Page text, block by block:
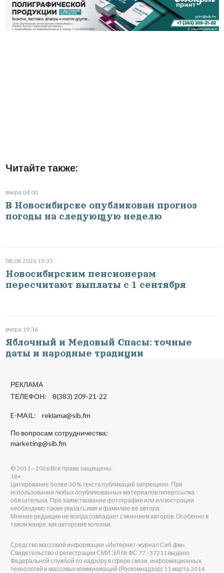
Читайте также:
вчера 04:00
В Новосибирске опубликован прогноз
погоды на следующую неделю
08.08.2026 15:35
Новосибирским пенсионерам
пересчитают выплаты с 1 сентября
вчера 19:36
Яблочный и Медовый Спасы: точные
даты и народные традиции
РЕКЛАМА
ТЕЛЕФОН: 8(383) 209-21-22
E-MAIL: reklama@sib.fm
По вопросам сотрудничества:
marketing@sib.fm
© 2011—2026 Все права защищены.
18+
Цитирование более 30 % текста публикаций запрещено. При
использовании любых опубликованных материалов гиперссылка
обязательна. При заимствовании фотографии или иллюстрации
необходимо также указать имя и фамилию её автора.
Мнение редакции не всегда совпадает с мнением авторов. Особенно в
таком жанре, как авторские колонки.
Средство массовой информации «Интернет-журнал Сиб.фм».
Свидетельство о регистрации СМИ ЭЛ № ФС 77 - 57211 выдано
Федеральной службой по надзору в сфере связи, информационных
технологий и массовых коммуникаций (Роскомнадзор) 11 марта 2014